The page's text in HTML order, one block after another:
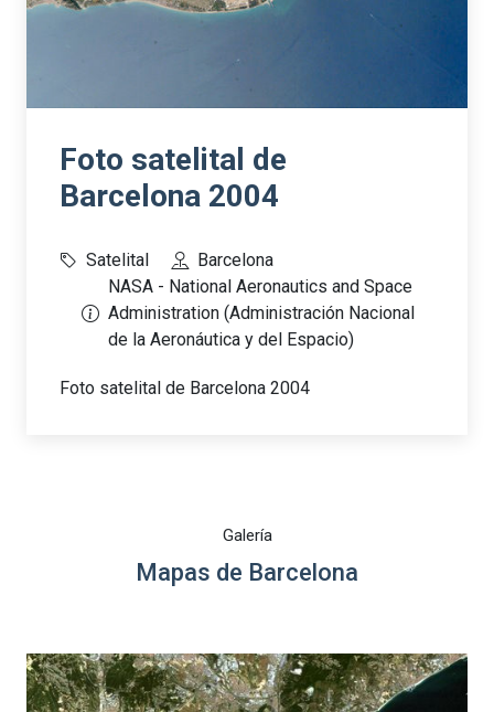
Foto satelital de
Barcelona 2004
Satelital
Barcelona
NASA - National Aeronautics and Space
Administration (Administración Nacional
de la Aeronáutica y del Espacio)
Foto satelital de Barcelona 2004
Galería
Mapas de Barcelona